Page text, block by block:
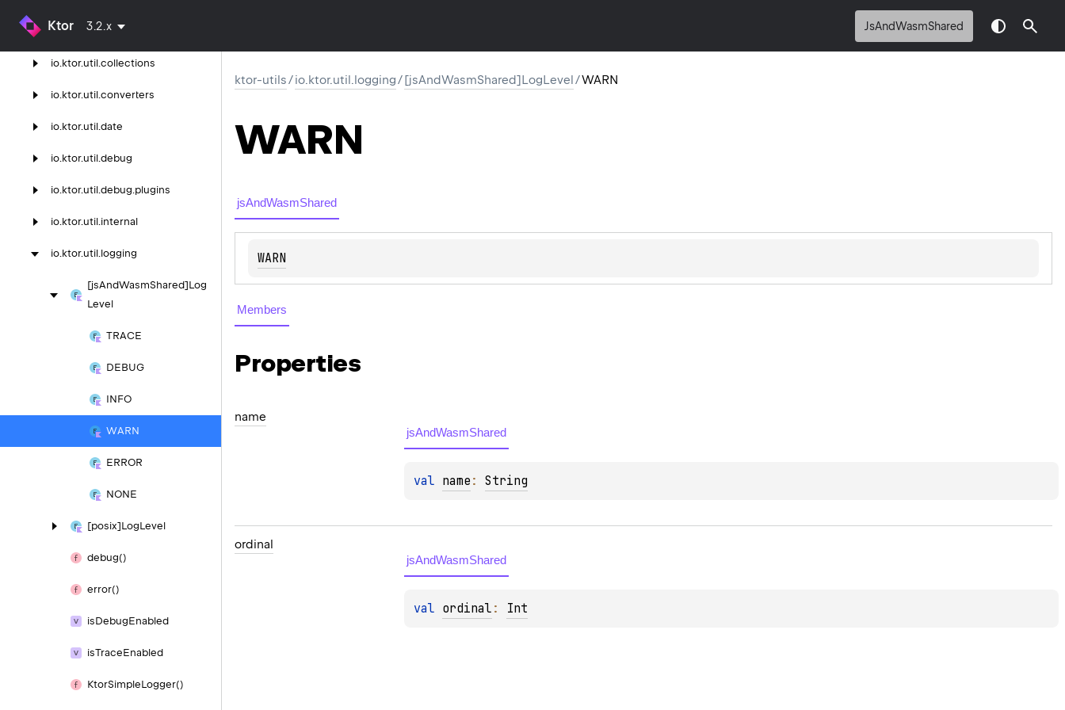
Ktor 3.2.x JsAndWasmShared
io.ktor. util.cio
io.ktor.util.collections
io.ktor.util.converters
io.ktor.util.date
io.ktor.util.debug
io.ktor.util.debug.plugins
io.ktor.util.internal
io.ktor.util.logging
[jsAndWasmShared]Log
Level
TRACE
DEBUG
INFO
WARN
ERROR
NONE
[posix]LogLevel
debug()
error()
isDebugEnabled
isTraceEnabled
KtorSimpleLogger()
ktor-utils/io.ktor.util.logging/[jsAndWasmShared]LogLevel/WARN
WARN
jsAndWasmShared
WARN
Members
Properties
name
jsAndWasmShared
val name : String
ordinal
jsAndWasmShared
val ordinal : Int